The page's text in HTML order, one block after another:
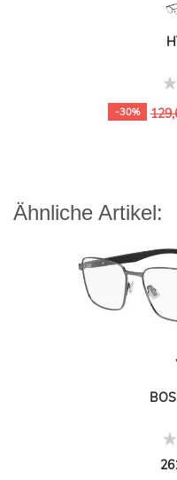
-30%
Ähnliche Artikel: